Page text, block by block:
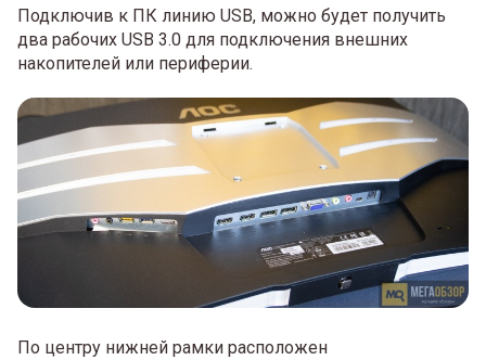
Подключив к ПК линию USB, можно будет получить
два рабочих USB 3.0 для подключения внешних
накопителей или периферии.
По центру нижней рамки расположен